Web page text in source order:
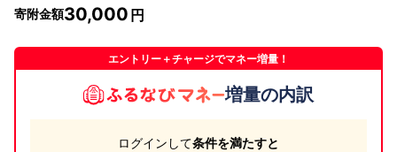
寄附金額30,000
エントリー＋チャージでマネー増量！
増量の内訳
ログインして条件を満たすと